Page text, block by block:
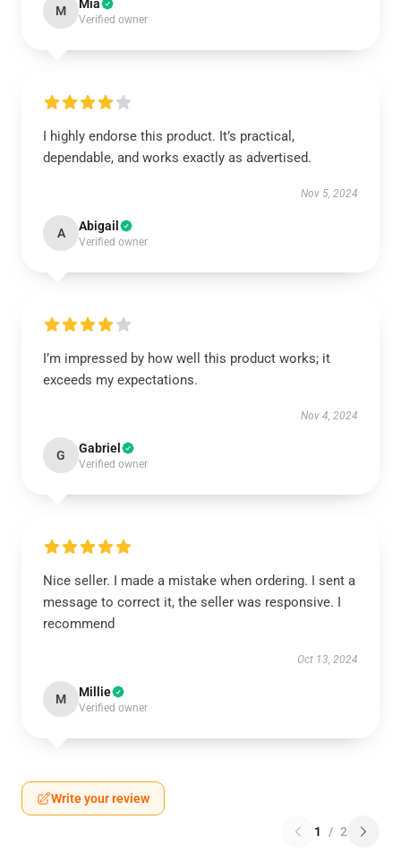
M Mia
Verified owner
I highly endorse this product. It’s practical,
dependable, and works exactly as advertised.
Nov 5, 2024
A Abigail
Verified owner
I’m impressed by how well this product works; it
exceeds my expectations.
Nov 4, 2024
G Gabriel
Verified owner
Nice seller. I made a mistake when ordering. I sent a
message to correct it, the seller was responsive. I
recommend
Oct 13, 2024
M Millie
Verified owner
Write your review
1 / 2